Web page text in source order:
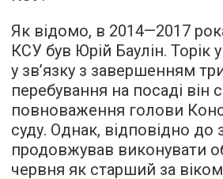
Як відомо, в 2014—2017
КСУ був Юрій Баулін. Торік
у зв’язку з завершенням
перебування на посаді він
повноваження голови
суду. Однак, відповідно до
продовжував виконувати
червня як старший за